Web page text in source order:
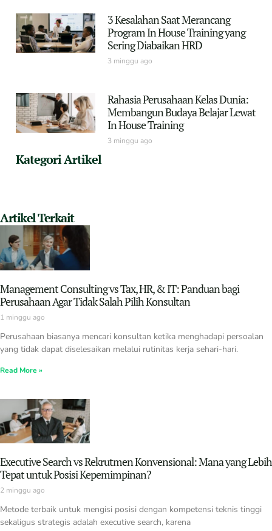
3 Kesalahan Saat Merancang
Program In House Training yang
Sering Diabaikan HRD
3 minggu ago
Rahasia Perusahaan Kelas Dunia:
Membangun Budaya Belajar Lewat
In House Training
3 minggu ago
Kategori Artikel
Artikel Terkait
Management Consulting vs Tax, HR, & IT: Panduan bagi
Perusahaan Agar Tidak Salah Pilih Konsultan
1 minggu ago
Perusahaan biasanya mencari konsultan ketika menghadapi persoalan
yang tidak dapat diselesaikan melalui rutinitas kerja sehari-hari.
Read More »
Executive Search vs Rekrutmen Konvensional: Mana yang Lebih
Tepat untuk Posisi Kepemimpinan?
2 minggu ago
Metode terbaik untuk mengisi posisi dengan kompetensi teknis tinggi
sekaligus strategis adalah executive search, karena